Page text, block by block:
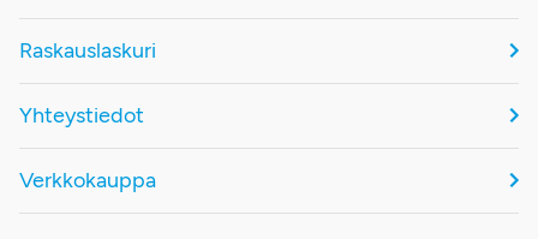
Raskauslaskuri
Yhteystiedot
Verkkokauppa